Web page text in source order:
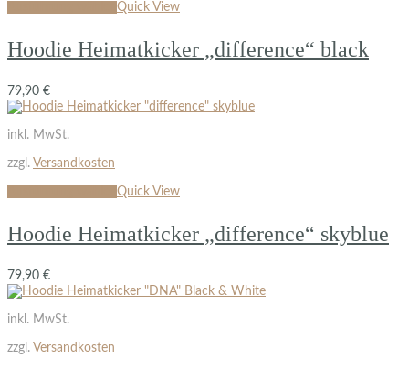
Quick View
Hoodie Heimatkicker „difference“ black
79,90 €
inkl. MwSt.
zzgl. Versandkosten
Quick View
Hoodie Heimatkicker „difference“ skyblue
79,90 €
inkl. MwSt.
zzgl. Versandkosten